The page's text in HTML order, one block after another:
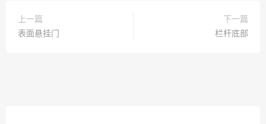
上一篇
表面悬挂门
下一篇
栏杆底部